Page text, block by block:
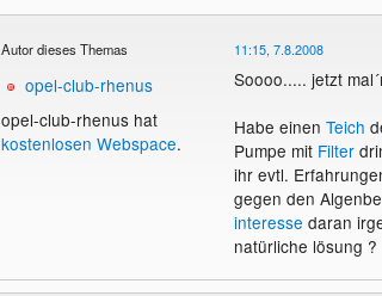
Autor dieses Themas
opel-club-rhenus
opel-club-rhenus hat
kostenlosen Webspace.
11:15, 7.8.2008
Soooo..... jetzt
Habe einen Teich
Pumpe mit Filter
ihr evtl.
gegen den
interesse daran
natürliche lösung ?